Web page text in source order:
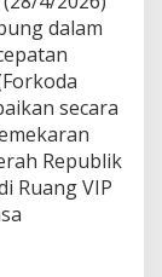
dalam
secara
Republik
Ruang VIP